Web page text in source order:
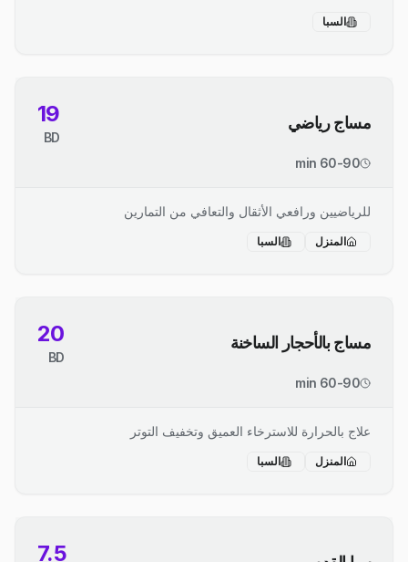
السبا
مساج رياضي 19
BD
60-90 min
للرياضيين ورافعي الأثقال والتعافي من التمارين
المنزل السبا
مساج بالأحجار الساخنة 20
BD
60-90 min
علاج بالحرارة للاسترخاء العميق وتخفيف التوتر
المنزل السبا
7.5